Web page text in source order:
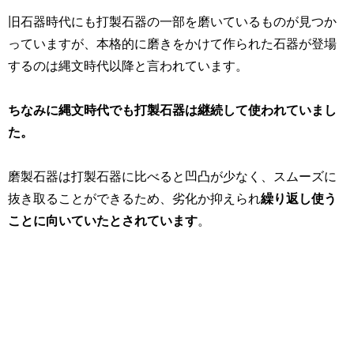
旧石器時代にも打製石器の一部を磨いているものが見つか
っていますが、本格的に磨きをかけて作られた石器が登場
するのは縄文時代以降と言われています。
ちなみに縄文時代でも打製石器は継続して使われていまし
た。
磨製石器は打製石器に比べると凹凸が少なく、スムーズに
抜き取ることができるため、劣化か抑えられ繰り返し使う
ことに向いていたとされています